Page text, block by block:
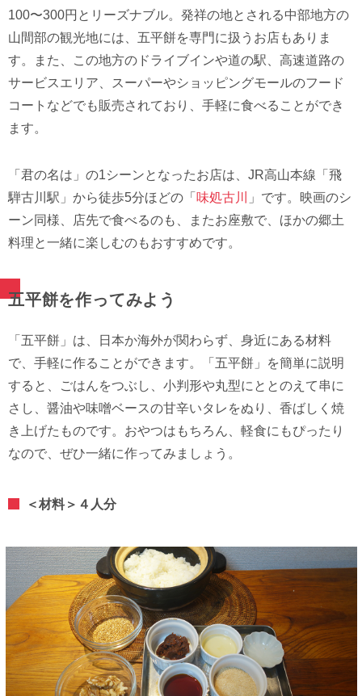
100〜300円とリーズナブル。発祥の地とされる中部地方の
山間部の観光地には、五平餅を専門に扱うお店もありま
す。また、この地方のドライブインや道の駅、高速道路の
サービスエリア、スーパーやショッピングモールのフード
コートなどでも販売されており、手軽に食べることができ
ます。
「君の名は」の1シーンとなったお店は、JR高山本線「飛
騨古川駅」から徒歩5分ほどの「 味処古川
」です。映画のシ
ーン同様、店先で食べるのも、またお座敷で、ほかの郷土
料理と一緒に楽しむのもおすすめです。
五平餅を作ってみよう
「五平餅」は、日本か海外が関わらず、身近にある材料
で、手軽に作ることができます。「五平餅」を簡単に説明
すると、ごはんをつぶし、小判形や丸型にととのえて串に
さし、醤油や味噌ベースの甘辛いタレをぬり、香ばしく焼
き上げたものです。おやつはもちろん、軽食にもぴったり
なので、ぜひ一緒に作ってみましょう。
＜材料＞４人分